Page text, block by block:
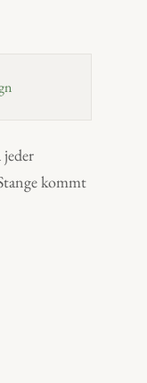
kommt